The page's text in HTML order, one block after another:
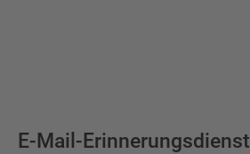
E-Mail-Erinnerungsdienst